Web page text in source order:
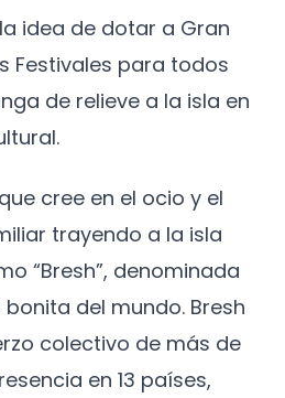
idea de dotar a Gran
Festivales para todos
de relieve a la isla en
cree en el ocio y el
trayendo a la isla
“Bresh”, denominada
del mundo. Bresh
colectivo de más de
en 13 países,